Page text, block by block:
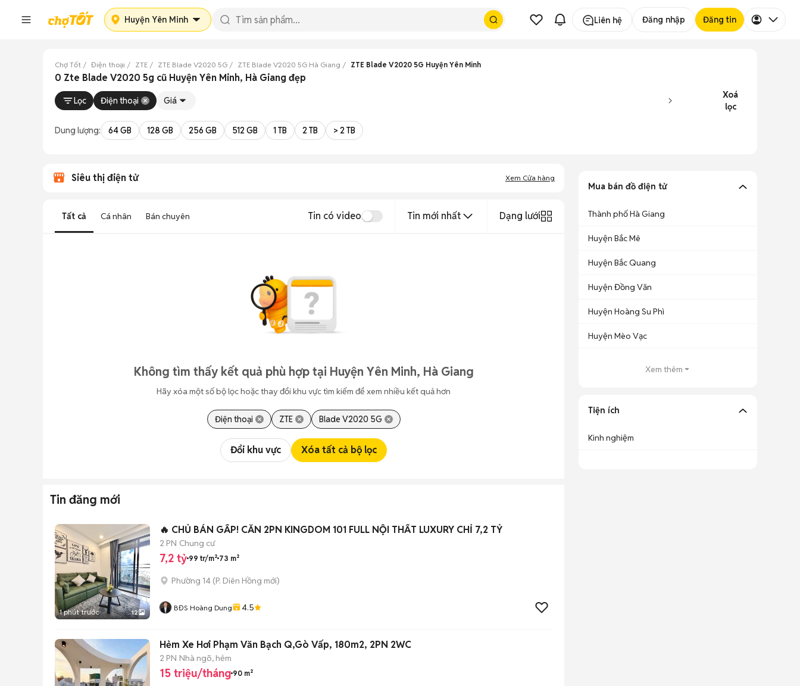
Huyện Yên Minh Liên hệ Đăng nhập Đăng tin
Chợ Tốt Điện thoại ZTE ZTE Blade V2020 5G ZTE Blade V2020 5G Hà Giang ZTE Blade V2020 5G Huyện Yên Minh
0 Zte Blade V2020 5g cũ Huyện Yên Minh, Hà Giang đẹp
Lọc Điện thoại Giá
Xoá
lọc
Dung lượng: 64 GB 128 GB 256 GB 512 GB 1 TB 2 TB > 2 TB
Siêu thị điện tử Xem Cửa hàng
Tất cả Cá nhân Bán chuyên Tin có video Tin mới nhất Dạng lưới
Không tìm thấy kết quả phù hợp tại Huyện Yên Minh, Hà Giang
Hãy xóa một số bộ lọc hoặc thay đổi khu vực tìm kiếm để xem nhiều kết quả hơn
Điện thoại ZTE Blade V2020 5G
Đổi khu vực Xóa tất cả bộ lọc
Tin đăng mới
1 phút trước 12
🔥 CHỦ BÁN GẤP! CĂN 2PN KINGDOM 101 FULL NỘI THẤT LUXURY CHỈ 7,2 TỶ
2 PN Chung cư
7,2 tỷ 99 tr/m² 73 m²
Phường 14 (P. Diên Hồng mới)
BĐS Hoàng Dung 4.5
Hẻm Xe Hơi Phạm Văn Bạch Q,Gò Vấp, 180m2, 2PN 2WC
2 PN Nhà ngõ, hẻm
15 triệu/tháng 90 m²
Mua bán đồ điện tử
Thành phố Hà Giang
Huyện Bắc Mê
Huyện Bắc Quang
Huyện Đồng Văn
Huyện Hoàng Su Phì
Huyện Mèo Vạc
Xem thêm
Tiện ích
Kinh nghiệm